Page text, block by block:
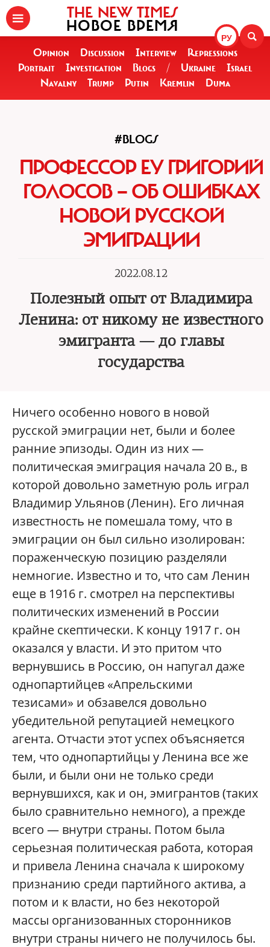
РУ
THE NEW TIMES
НОВОЕ ВРЕМЯ
Opinion Discussion Interview
Repressions
Portrait
Investigation Blogs / Ukraine
Israel
Navalny
Trump Putin Kremlin Duma
#BLOGS
ПРОФЕССОР ЕУ ГРИГОРИЙ
ГОЛОСОВ — ОБ ОШИБКАХ
НОВОЙ РУССКОЙ
ЭМИГРАЦИИ
2022.08.12
Полезный опыт от Владимира
Ленина: от никому не известного
эмигранта — до главы
государства
Ничего особенно нового в новой
русской эмиграции нет, были и более
ранние эпизоды. Один из них —
политическая эмиграция начала 20 в., в
которой довольно заметную роль играл
Владимир Ульянов (Ленин). Его личная
известность не помешала тому, что в
эмиграции он был сильно изолирован:
пораженческую позицию разделяли
немногие. Известно и то, что сам Ленин
еще в 1916 г. смотрел на перспективы
политических изменений в России
крайне скептически. К концу 1917 г. он
оказался у власти. И это притом что
вернувшись в Россию, он напугал даже
однопартийцев «Апрельскими
тезисами» и обзавелся довольно
убедительной репутацией немецкого
агента. Отчасти этот успех объясняется
тем, что однопартийцы у Ленина все же
были, и были они не только среди
вернувшихся, как и он, эмигрантов (таких
было сравнительно немного), а прежде
всего — внутри страны. Потом была
серьезная политическая работа, которая
и привела Ленина сначала к широкому
признанию среди партийного актива, а
потом и к власти, но без некоторой
массы организованных сторонников
внутри страны ничего не получилось бы.